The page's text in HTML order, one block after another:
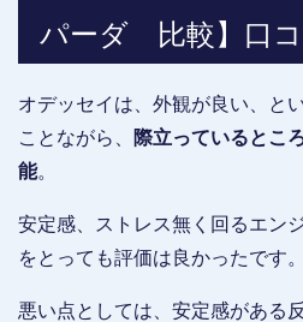
パーダ 比較】口コ
オデッセイは、外観が良い、と
ことながら、
際立っているとこ
能。
安定感、ストレス無く回るエン
をとっても評価は良かったです。
悪い点としては、安定感がある反